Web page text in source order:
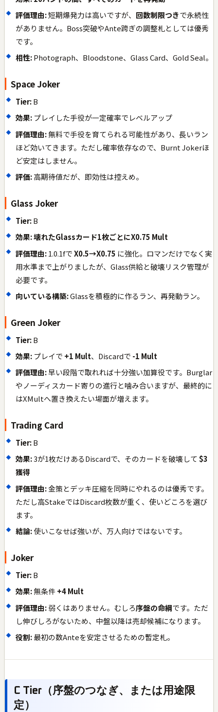
評価理由:短期爆発力は高いですが、 回数制限つきで永続性
がありません。Boss突破やAnte跨ぎの調整札としては優秀
です。
相性:Photograph、Bloodstone、Glass Card、Gold Seal。
Space Joker
Tier:B
効果:プレイした手役が一定確率でレベルアップ
評価理由:無料で手役を育てられる可能性があり、長いラン
ほど効いてきます。ただし確率依存なので、Burnt Jokerほ
ど安定はしません。
評価:高期待値だが、即効性は控えめ。
Glass Joker
Tier:B
効果:壊れたGlassカード1枚ごとにX0.75 Mult
評価理由:1.0.1fでX0.5→X0.75 に強化。ロマンだけでなく実
用水準まで上がりましたが、Glass供給と破壊リスク管理が
必要です。
向いている構築:Glassを積極的に作るラン、再発動ラン。
Green Joker
Tier:B
効果:プレイで +1 Mult、Discardで -1 Mult
評価理由:早い段階で取れれば十分強い加算役です。Burglar
やノーディスカード寄りの進行と噛み合いますが、最終的に
はXMultへ置き換えたい場面が増えます。
Trading Card
Tier:B
効果:3が1枚だけあるDiscardで、そのカードを破壊して$3
獲得
評価理由:金策とデッキ圧縮を同時にやれるのは優秀です。
ただし高StakeではDiscard枚数が重く、使いどころを選び
ます。
結論:使いこなせば強いが、万人向けではないです。
Joker
Tier:B
効果:無条件+4 Mult
評価理由:弱くはありません。むしろ序盤の命綱です。ただ
し伸びしろがないため、中盤以降は売却候補になります。
役割:最初の数Anteを安定させるための暫定札。
C Tier（序盤のつなぎ、または用途限
定）